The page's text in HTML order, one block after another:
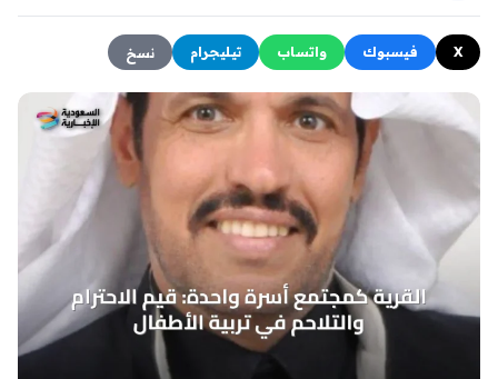
X فيسبوك واتساب تيليجرام نسخ